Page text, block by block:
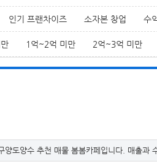
인기 프랜차이즈 소자본 창업 수
1억~2억 미만 2억~3억 미만
양도양수 추천 매물 봄봄카페입니다. 매출과